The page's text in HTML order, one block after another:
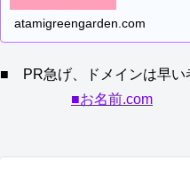
atamigreengarden.com
■ PR急げ、ドメインは早い
■お名前.com